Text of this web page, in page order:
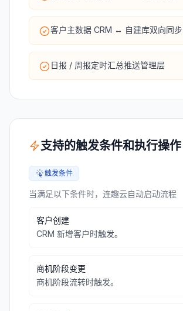
客户主数据 CRM ↔ 自建库双向同步
日报 / 周报定时汇总推送管理层
支持的触发条件和执行操作
触发条件
当满足以下条件时，连趣云自动启动流程
客户创建
CRM 新增客户时触发。
商机阶段变更
商机阶段流转时触发。